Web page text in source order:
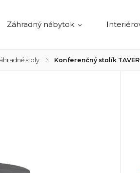
Záhradný nábytok
stoly / Konferenčný stolík